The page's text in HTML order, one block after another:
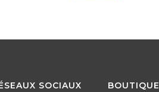
SOCIAUX BOUTIQUE